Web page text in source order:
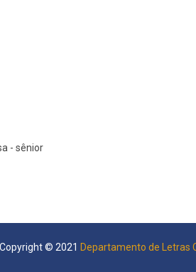
- sênior
Copyright © 2021 Departamento de Letras